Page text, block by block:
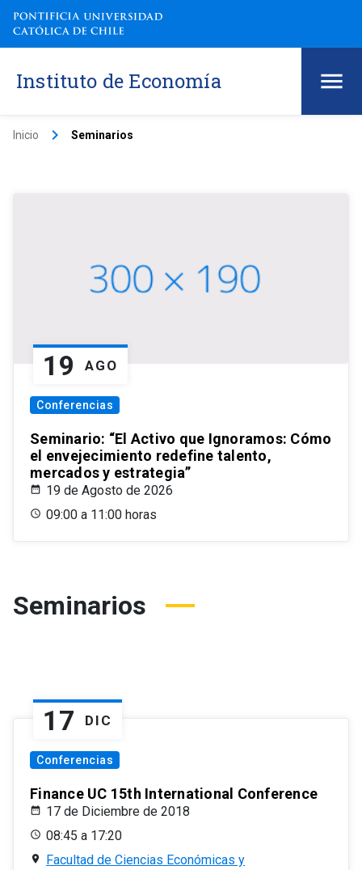
Instituto de Economía
Inicio keyboard_arrow_right Seminarios
19 AGO
Conferencias
Seminario: “El Activo que Ignoramos: Cómo
el envejecimiento redefine talento,
mercados y estrategia”
19 de Agosto de 2026
09:00 a 11:00 horas
Seminarios
17 DIC
Conferencias
Finance UC 15th International Conference
17 de Diciembre de 2018
08:45 a 17:20
Facultad de Ciencias Económicas y